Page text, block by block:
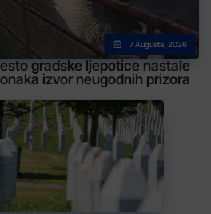
7 Augusta, 2026
gradske ljepotice nastale
izvor neugodnih prizora